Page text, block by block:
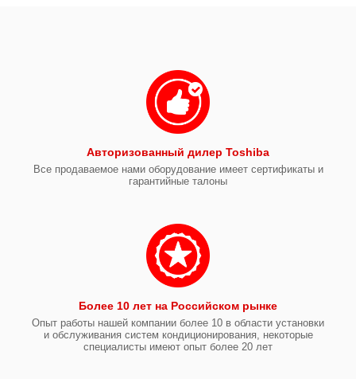
Авторизованный дилер Toshiba
Все продаваемое нами оборудование имеет сертификаты и
гарантийные талоны
Более 10 лет на Российском рынке
Опыт работы нашей компании более 10 в области установки
и обслуживания систем кондиционирования, некоторые
специалисты имеют опыт более 20 лет